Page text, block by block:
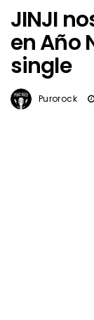
JINJI
en Año
single
Purorock